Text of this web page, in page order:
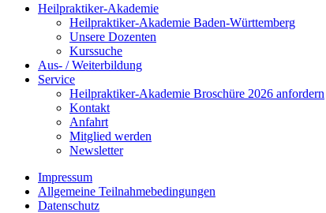
Heilpraktiker-Akademie
Heilpraktiker-Akademie Baden-Württemberg
Unsere Dozenten
Kurssuche
Aus- / Weiterbildung
Service
Heilpraktiker-Akademie Broschüre 2026 anfordern
Kontakt
Anfahrt
Mitglied werden
Newsletter
Impressum
Allgemeine Teilnahmebedingungen
Datenschutz